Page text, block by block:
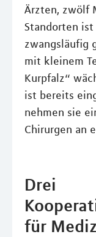
Ärzten, zwölf
Standorten
zwangsläufig
mit kleinem
Kurpfalz“
ist bereits
nehmen sie
Chirurgen an
Drei
für